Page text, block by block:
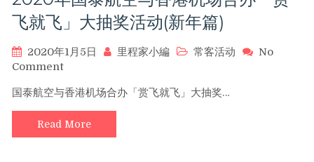
飞就飞」大抽奖活动(新年篇)
2020年1月5日 里程家小編 常客活动
No
Commenton
年
国
泰
航
国泰航空与香港机场合办「赏飞就飞」大抽奖…
Read More